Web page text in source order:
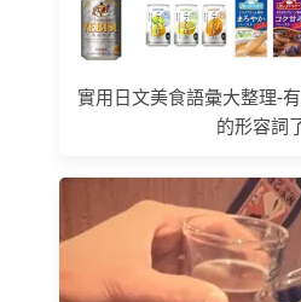
實用日文美食語彙大整理-
的形容詞